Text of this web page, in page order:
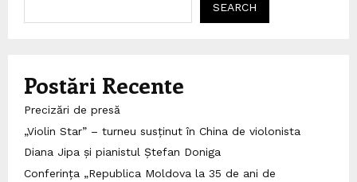
SEARCH
Postări Recente
Precizări de presă
„Violin Star” – turneu susținut în China de violonista
Diana Jipa și pianistul Ștefan Doniga
Conferința „Republica Moldova la 35 de ani de